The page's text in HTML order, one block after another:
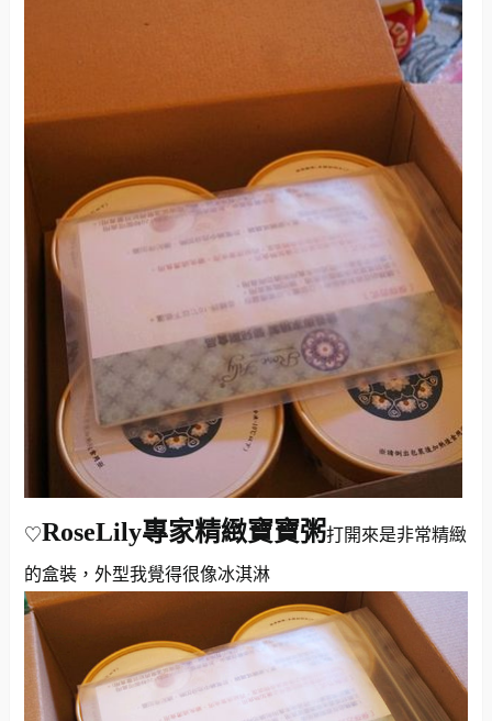
♡RoseLily專家精緻寶寶粥打開來是非常精緻
的盒裝，外型我覺得很像冰淇淋